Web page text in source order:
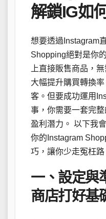
解鎖IG如
想要透過Instagram
Shopping絕對是你
上直接販售商品，
大幅提升購買轉換
客。但要成功運用
事，你需要一套完
盈利潛力。 以下我
你的Instagram
巧，讓你少走冤枉路
一、設定與
商店打好基